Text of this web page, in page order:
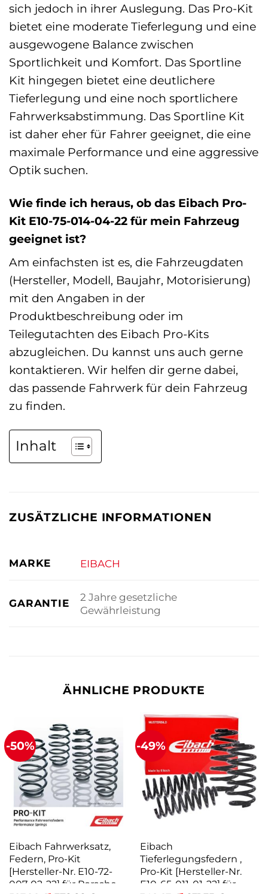
sich jedoch in ihrer Auslegung. Das Pro-Kit
bietet eine moderate Tieferlegung und eine
ausgewogene Balance zwischen
Sportlichkeit und Komfort. Das Sportline
Kit hingegen bietet eine deutlichere
Tieferlegung und eine noch sportlichere
Fahrwerksabstimmung. Das Sportline Kit
ist daher eher für Fahrer geeignet, die eine
maximale Performance und eine aggressive
Optik suchen.
Wie finde ich heraus, ob das Eibach Pro-
Kit E10-75-014-04-22 für mein Fahrzeug
geeignet ist?
Am einfachsten ist es, die Fahrzeugdaten
(Hersteller, Modell, Baujahr, Motorisierung)
mit den Angaben in der
Produktbeschreibung oder im
Teilegutachten des Eibach Pro-Kits
abzugleichen. Du kannst uns auch gerne
kontaktieren. Wir helfen dir gerne dabei,
das passende Fahrwerk für dein Fahrzeug
zu finden.
Inhalt
ZUSÄTZLICHE INFORMATIONEN
MARKE EIBACH
GARANTIE
2 Jahre gesetzliche
Gewährleistung
ÄHNLICHE PRODUKTE
-50%
Eibach Fahrwerksatz,
Federn, Pro-Kit
[Hersteller-Nr. E10-72-
007-02-22] für Porsche
-49%
Eibach
Tieferlegungsfedern ,
Pro-Kit [Hersteller-Nr.
E10-65-011-01-22] für